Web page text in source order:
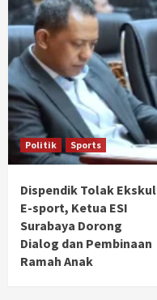
Politik Sports
Dispendik Tolak Ekskul
E-sport, Ketua ESI
Surabaya Dorong
Dialog dan Pembinaan
Ramah Anak